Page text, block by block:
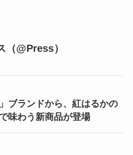
（@Press）
ブランドから、紅はるかの
味わう新商品が登場